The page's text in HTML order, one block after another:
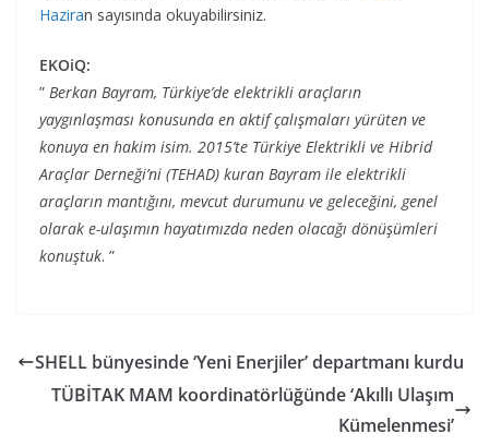
Haziran sayısında okuyabilirsiniz.
EKOiQ:
” Berkan Bayram, Türkiye’de elektrikli araçların
yaygınlaşması konusunda en aktifçalışmaları yürüten ve
konuya en hakim isim. 2015’te Türkiye Elektrikli ve Hibrid
Araçlar Derneği’ni (TEHAD) kuran Bayram ile elektrikli
araçların mantığını, mevcut durumunu ve geleceğini, genel
olarak e-ulaşımın hayatımızda neden olacağı dönüşümleri
konuştuk. ”
SHELL bünyesinde ‘Yeni Enerjiler’ departmanı kurdu
TÜBİTAK MAM koordinatörlüğünde ‘Akıllı Ulaşım
Kümelenmesi’